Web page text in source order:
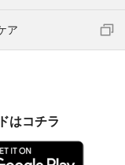
ア
はコチラ